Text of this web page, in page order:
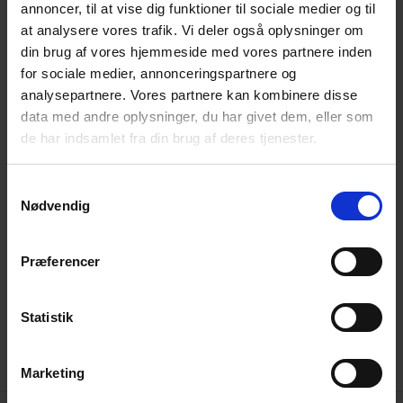
annoncer, til at vise dig funktioner til sociale medier og til
at analysere vores trafik. Vi deler også oplysninger om
din brug af vores hjemmeside med vores partnere inden
for sociale medier, annonceringspartnere og
analysepartnere. Vores partnere kan kombinere disse
data med andre oplysninger, du har givet dem, eller som
de har indsamlet fra din brug af deres tjenester.
Nødvendig
Præferencer
Statistik
Marketing
Professionel montering af
lægtehegn
For at sikre et perfekt resultat tilbyder Poda professionel
montering af lægtehegn til heste i hele landet. Vores
erfarne montører arbejder med specialiserede maskiner og
præcise teknikker, der sikrer et holdbart, smukt og sikkert
Læs mere om hvordan vi arbejder med professionel
Med Poda får du ikke bare et hegn – du får en løsning, der